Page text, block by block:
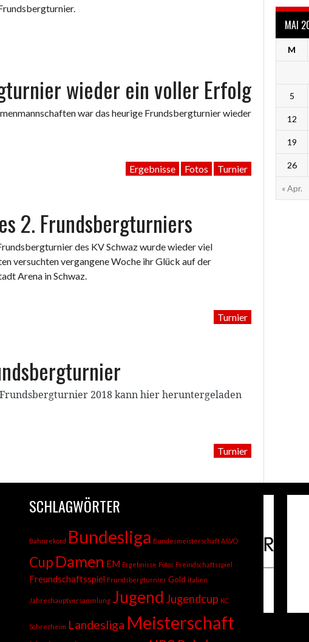
wieder ein voller Erfolg
war das heurige Frundsbergturnier wieder
Ergebnisse
Fotos Turnier
2. Frundsbergturniers
des KV Schwaz wurde wieder viel
versuchten vergangene Woche ihr Glück auf der
Arena in Schwaz.
Turnier
2018 kann hier heruntergeladen
Turnier
MAI
M
« Apr.
5
12
19
26
SCHLAGWÖRTER
Bahnrekord Bundesliga Bundesmeisterschaft ASVÖ
Cup Damen EM Ergebnisse Fotos Freindschaftsspiel
Freundschaftsspiel Frundsbergturnier Gold italien
Jahreshauptversammlung Jugend Jugendcup KC
Schrezheim Landesliga Meisterschaft